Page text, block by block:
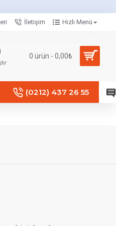
İletişim Hızlı Menü
0 ürün - 0,00₺
(0212) 437 26 55